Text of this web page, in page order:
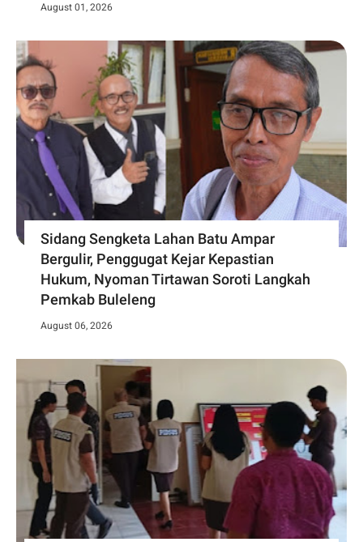
August 01, 2026
Sidang Sengketa Lahan Batu Ampar
Bergulir, Penggugat Kejar Kepastian
Hukum, Nyoman Tirtawan Soroti Langkah
Pemkab Buleleng
August 06, 2026